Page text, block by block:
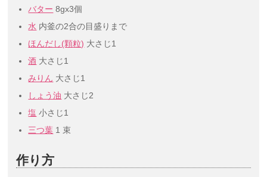
バター 8gx3個
水 内釜の2合の目盛りまで
ほんだし(顆粒) 大さじ1
酒 大さじ1
みりん 大さじ1
しょう油 大さじ2
塩 小さじ1
三つ葉 1 束
作り方